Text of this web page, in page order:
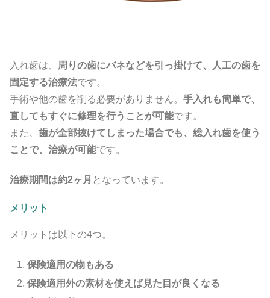
入れ歯は、
周りの歯にバネなどを引っ掛けて、人工の歯を
固定する治療法です。
手術や他の歯を削る必要がありません。 手入れも簡単で、
直してもすぐに修理を行うことが可能です。
また、 歯が全部抜けてしまった場合でも、総入れ歯を使う
ことで、治療が可能です。
治療期間は約2ヶ月 となっています。
メリット
メリットは以下の4つ。
保険適用の物もある
保険適用外の素材を使えば見た目が良くなる